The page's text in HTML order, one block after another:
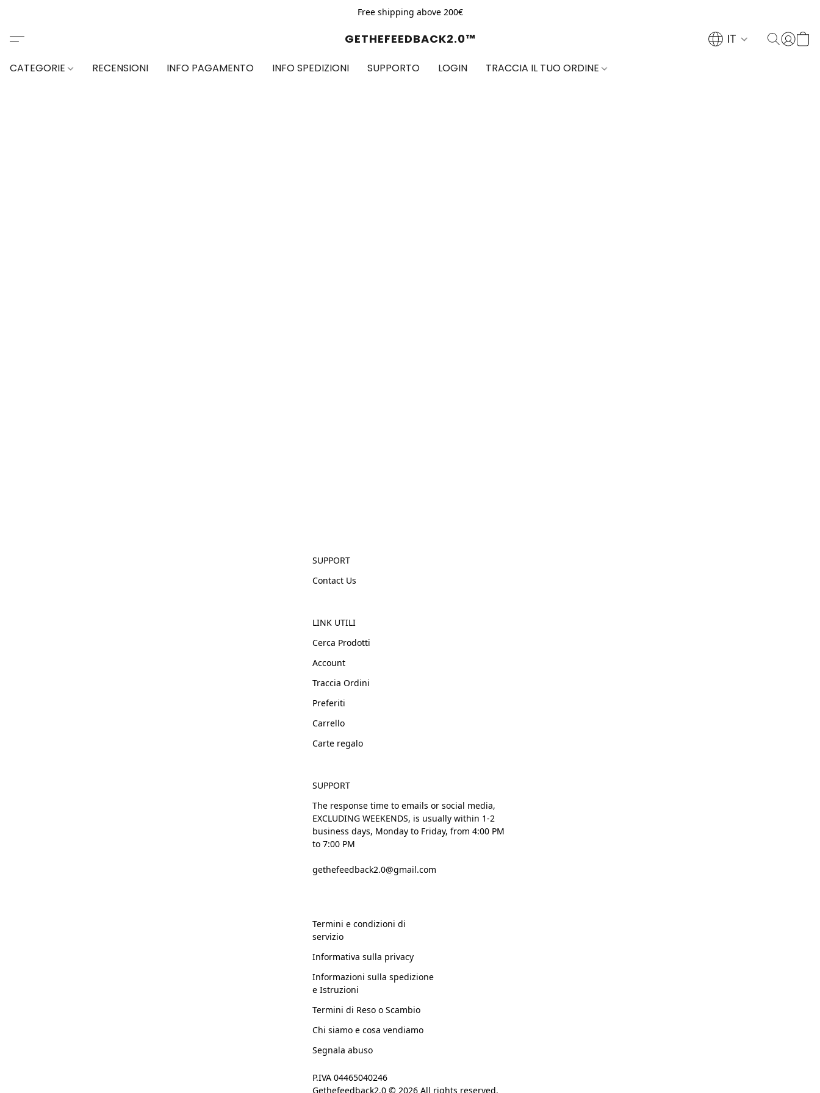
Free shipping above 200€
GETHEFEEDBACK2.0™ IT
CATEGORIE RECENSIONI INFO PAGAMENTO INFO SPEDIZIONI SUPPORTO LOGIN TRACCIA IL TUO ORDINE
SUPPORT
Contact Us
LINK UTILI
Cerca Prodotti
Account
Traccia Ordini
Preferiti
Carrello
Carte regalo
SUPPORT
The response time to emails or social media,
EXCLUDING WEEKENDS, is usually within 1-2
business days, Monday to Friday, from 4:00 PM
to 7:00 PM
gethefeedback2.0@gmail.com
Termini e condizioni di
servizio
Informativa sulla privacy
Informazioni sulla spedizione
e Istruzioni
Termini di Reso o Scambio
Chi siamo e cosa vendiamo
Segnala abuso
P.IVA 04465040246
Gethefeedback2.0 © 2026 All rights reserved.